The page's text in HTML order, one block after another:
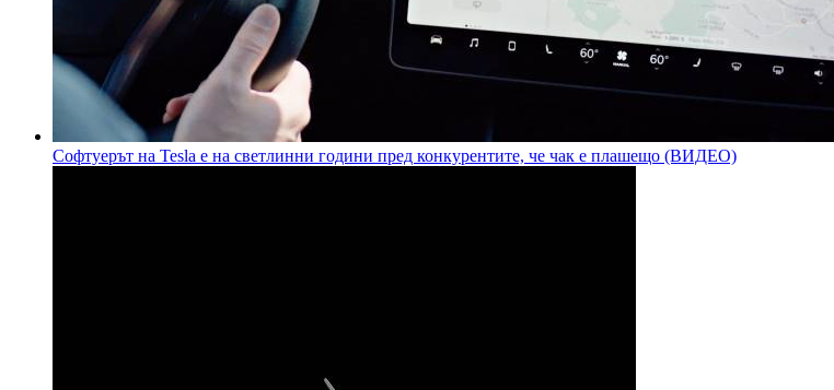
Софтуерът на Tesla е на светлинни години пред конкурентите, че чак е плашещо (ВИДЕО)